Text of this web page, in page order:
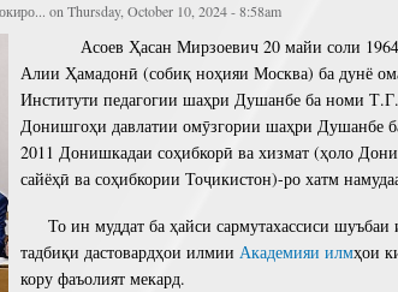
on Thursday, October 10, 2024 - 8:58am
Асоев Ҳасан Мирзоевич 20 майи соли 1964
Алии Ҳамадонӣ (собиқ ноҳияи Москва) ба дунё
Институти педагогии шаҳри Душанбе ба номи
Донишгоҳи давлатии омӯзгории шаҳри Душанбе
2011 Донишкадаи соҳибкорӣ ва хизмат (ҳоло
сайёҳӣ ва соҳибкории Тоҷикистон)-ро хатм
То ин муддат ба ҳайси сармутахассиси шуъбаи
тадбиқи дастовардҳои илмии Академияи илмҳои
кору фаъолият мекард.